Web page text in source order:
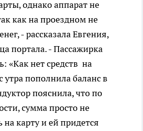
однако аппарат не
как на проездном не
- рассказала Евгения,
портала. - Пассажирка
«Как нет средств на
утра пополнила баланс в
пояснила, что по
сумма просто не
на карту и ей придется